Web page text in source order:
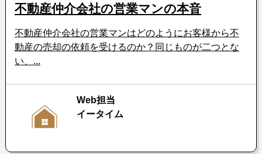
不動産仲介会社の営業マンの本音
不動産仲介会社の営業マンはどのようにお客様から不
動産の売却の依頼を受けるのか？同じものが二つとな
い、...
Web担当
イータイム